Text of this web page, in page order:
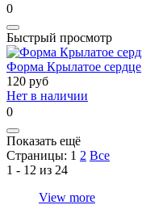
0
Быстрый просмотр
Форма Крылатое сердце
120 руб
Нет в наличии
0
Показать ещё
Страницы: 1 2 Все
1 - 12 из 24
View more